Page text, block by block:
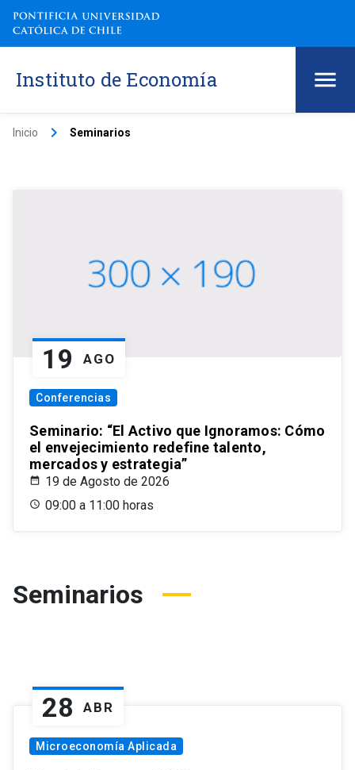
Instituto de Economía
Inicio keyboard_arrow_right Seminarios
19 AGO
Conferencias
Seminario: “El Activo que Ignoramos: Cómo
el envejecimiento redefine talento,
mercados y estrategia”
19 de Agosto de 2026
09:00 a 11:00 horas
Seminarios
28 ABR
Microeconomía Aplicada